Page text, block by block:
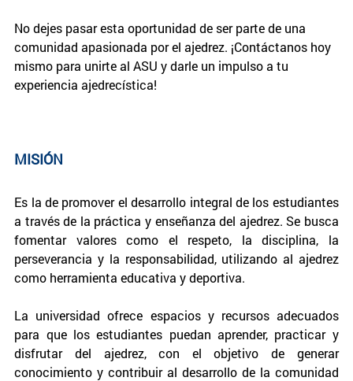
No dejes pasar esta oportunidad de ser parte de una
comunidad apasionada por el ajedrez. ¡Contáctanos hoy
mismo para unirte al ASU y darle un impulso a tu
experiencia ajedrecística!
MISIÓN
Es la de promover el desarrollo integral de los estudiantes
a través de la práctica y enseñanza del ajedrez. Se busca
fomentar valores como el respeto, la disciplina, la
perseverancia y la responsabilidad, utilizando al ajedrez
como herramienta educativa y deportiva.
La universidad ofrece espacios y recursos adecuados
para que los estudiantes puedan aprender, practicar y
disfrutar del ajedrez, con el objetivo de generar
conocimiento y contribuir al desarrollo de la comunidad